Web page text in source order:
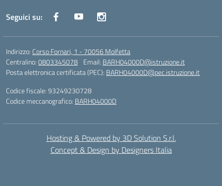
Seguici su:
Indirizzo: Corso Fornari, 1 - 70056 Molfetta
Centralino:0803345078 Email: BARH04000D@istruzione.it
Posta elettronica certificata (PEC): BARH04000D@pec.istruzione.it
Codice fiscale: 93249230728
Codice meccanografico: BARH04000D
Hosting & Powered by 3D Solution S.r.l.
Concept & Design by Designers Italia